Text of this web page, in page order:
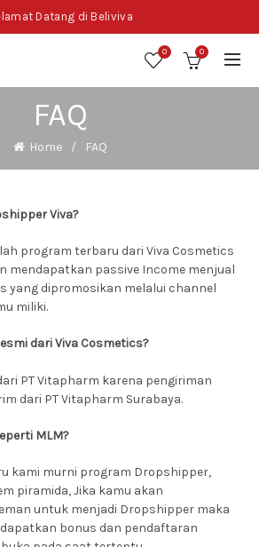
Datang di Beliviva
0 0
FAQ
Home FAQ
Viva?
program terbaru dari Viva Cosmetics
mendapatkan passive Income menjual
yang dipromosikan melalui channel
miliki.
dari Viva Cosmetics?
PT Vitapharm karena pengiriman
dari PT Vitapharm Surabaya.
MLM?
kami murni program Dropshipper,
piramida, Jika kamu akan
untuk menjadi Dropshipper maka
bonus dan pendaftaran